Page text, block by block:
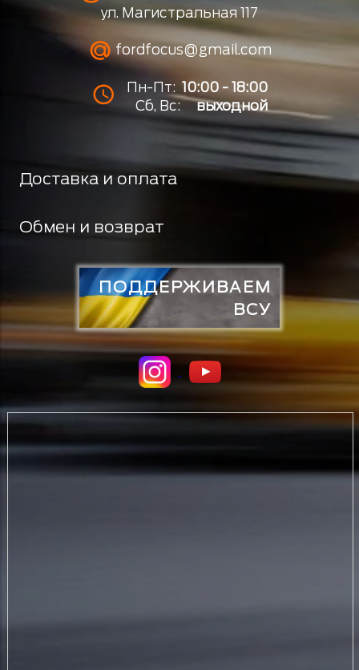
ул. Магистральная 117
fordfocus@gmail.com
Пн-Пт: 10:00 - 18:00
Сб, Вс:
выходной
Доставка и оплата
Обмен и возврат
ПОДДЕРЖИВАЕМ
ВСУ